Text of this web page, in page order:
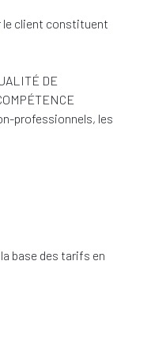
le client constituent
DE
professionnels, les
base des tarifs en